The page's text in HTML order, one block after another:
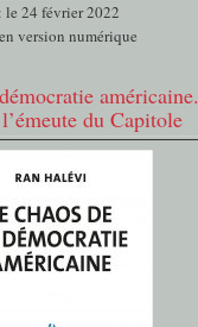
le 24 février 2022
version numérique
américaine.
du Capitole